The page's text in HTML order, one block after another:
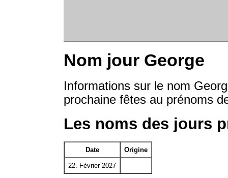
Nom jour George
Informations sur le nom
prochaine fêtes au prénoms
Les noms des jours
Date Origine
22. Février 2027